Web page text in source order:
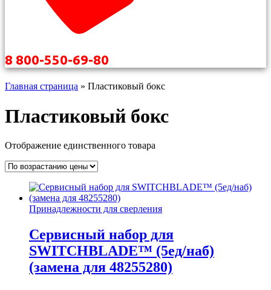
8 800-550-69-80
Главная страница » Пластиковый бокс
Пластиковый бокс
Отображение единственного товара
Принадлежности для сверления
Сервисный набор для
SWITCHBLADE™ (5ед/наб)
(замена для 48255280)